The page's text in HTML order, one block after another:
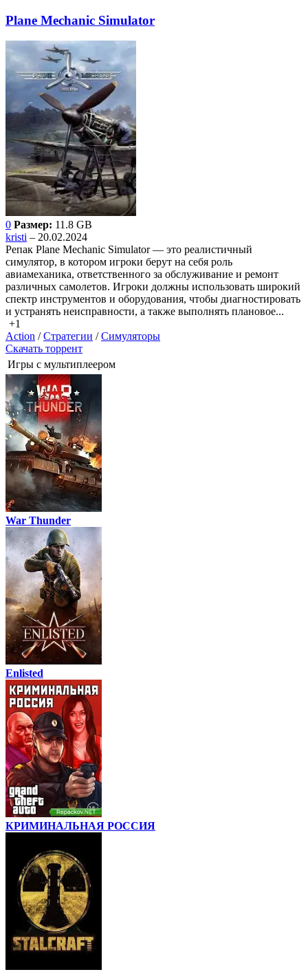
Plane Mechanic Simulator
0 Размер: 11.8 GB
kristi – 20.02.2024
Репак Plane Mechanic Simulator — это реалистичный
симулятор, в котором игроки берут на себя роль
авиамеханика, ответственного за обслуживание и ремонт
различных самолетов. Игроки должны использовать широкий
спектр инструментов и оборудования, чтобы диагностировать
и устранять неисправности, а также выполнять плановое...
+1
Action /Стратегии /Симуляторы
Скачать торрент
Игры с мультиплеером
War Thunder
Enlisted
КРИМИНАЛЬНАЯ РОССИЯ